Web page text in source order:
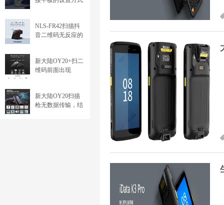
NLS-FR42扫描抖
音二维码无反应的
新大陆OY20+扫二
维码前面出现
新大陆OY20扫描
枪无数据传输，结